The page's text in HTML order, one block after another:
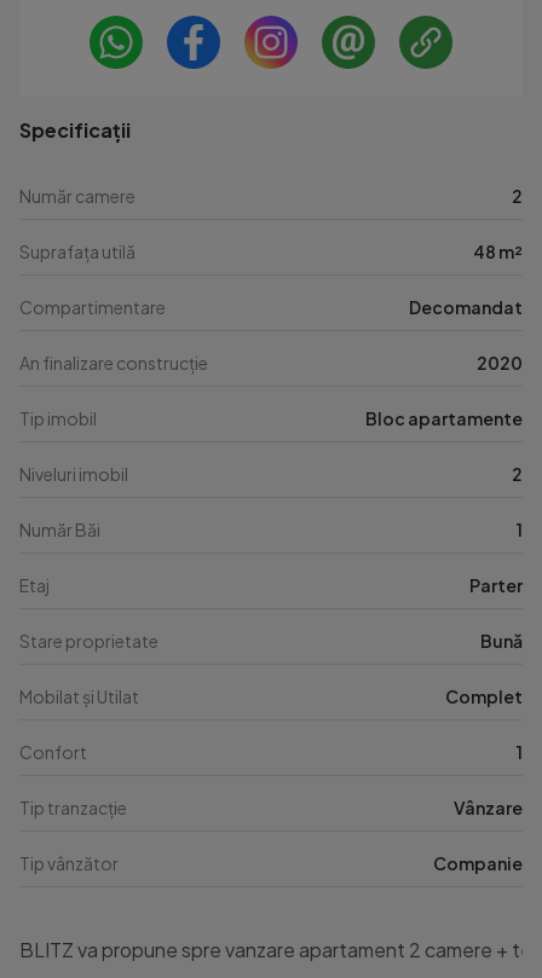
Specificații
Număr camere 2
Suprafața utilă 48 m²
Compartimentare Decomandat
An finalizare construcție 2020
Tip imobil Bloc apartamente
Niveluri imobil 2
Număr Băi 1
Etaj Parter
Stare proprietate Bună
Mobilat și Utilat Complet
Confort 1
Tip tranzacție Vânzare
Tip vânzător Companie
BLITZ va propune spre vanzare apartament 2 camere +